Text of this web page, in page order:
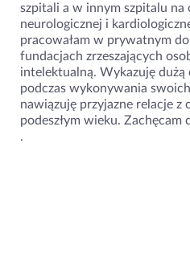
szpitali a w innym szpitalu na
neurologicznej i
pracowałam w prywatnym
fundacjach zrzeszających
intelektualną. Wykazuję dużą
podczas wykonywania
nawiązuję przyjazne relacje
podeszłym wieku.
.